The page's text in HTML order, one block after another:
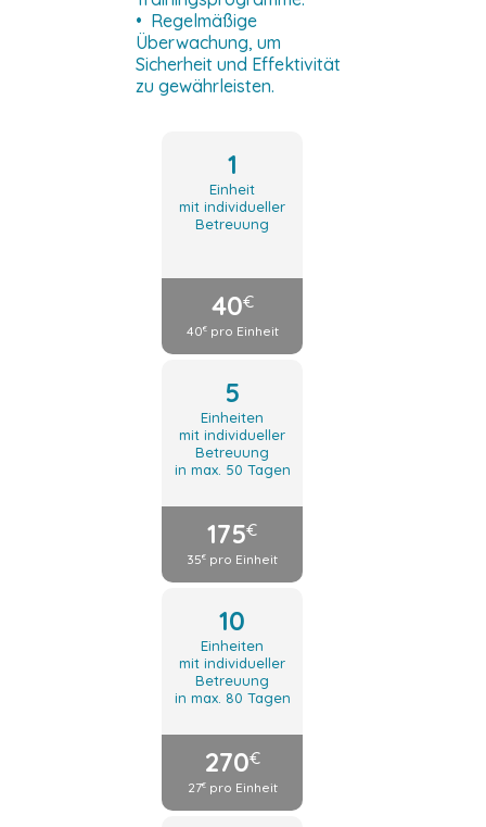
• Regelmäßige
Überwachung, um
Sicherheit und Effektivität
zu gewährleisten.
1
Einheit
mit individueller
Betreuung
40€
40€pro Einheit
5
Einheiten
mit individueller
Betreuung
in max. 50 Tagen
175€
35€ pro Einheit
10
Einheiten
mit individueller
Betreuung
in max. 80 Tagen
270€
27€pro Einheit